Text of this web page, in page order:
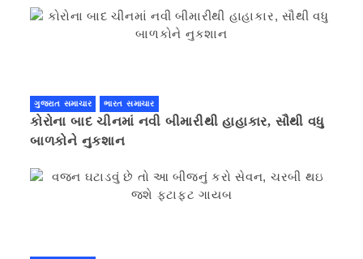
ગુજરાત સમાચાર ભારત સમાચાર
કોરોના બાદ ચીનમાં નવી બીમારીથી હાહાકાર, સૌથી વધુ
બાળકોને નુકશાન